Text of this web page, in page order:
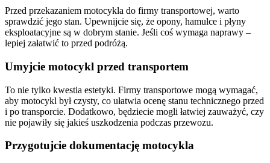
Przed przekazaniem motocykla do firmy transportowej, warto
sprawdzić jego stan. Upewnijcie się, że opony, hamulce i płyny
eksploatacyjne są w dobrym stanie. Jeśli coś wymaga naprawy –
lepiej załatwić to przed podróżą.
Umyjcie motocykl przed transportem
To nie tylko kwestia estetyki. Firmy transportowe mogą wymagać,
aby motocykl był czysty, co ułatwia ocenę stanu technicznego przed
i po transporcie. Dodatkowo, będziecie mogli łatwiej zauważyć, czy
nie pojawiły się jakieś uszkodzenia podczas przewozu.
Przygotujcie dokumentację motocykla